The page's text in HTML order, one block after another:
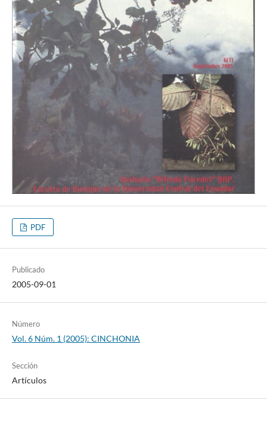
PDF
Publicado
2005-09-01
Número
Vol. 6 Núm. 1 (2005): CINCHONIA
Sección
Artículos